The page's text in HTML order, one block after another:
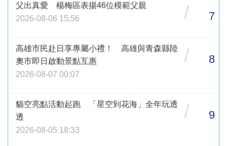
父出真愛 楊梅區表揚46位模範父親
2026-08-06 15:56
/ 7
高雄市民赴日享專屬小禮！ 高雄與青森縣陸
奧市即日啟動景點互惠
2026-08-07 00:07
/ 8
貓空亮點活動起跑 「星空到花海」全年玩透
透
2026-08-05 18:33
/ 9